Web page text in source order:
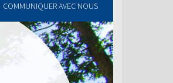
COMMUNIQUER AVEC NOUS